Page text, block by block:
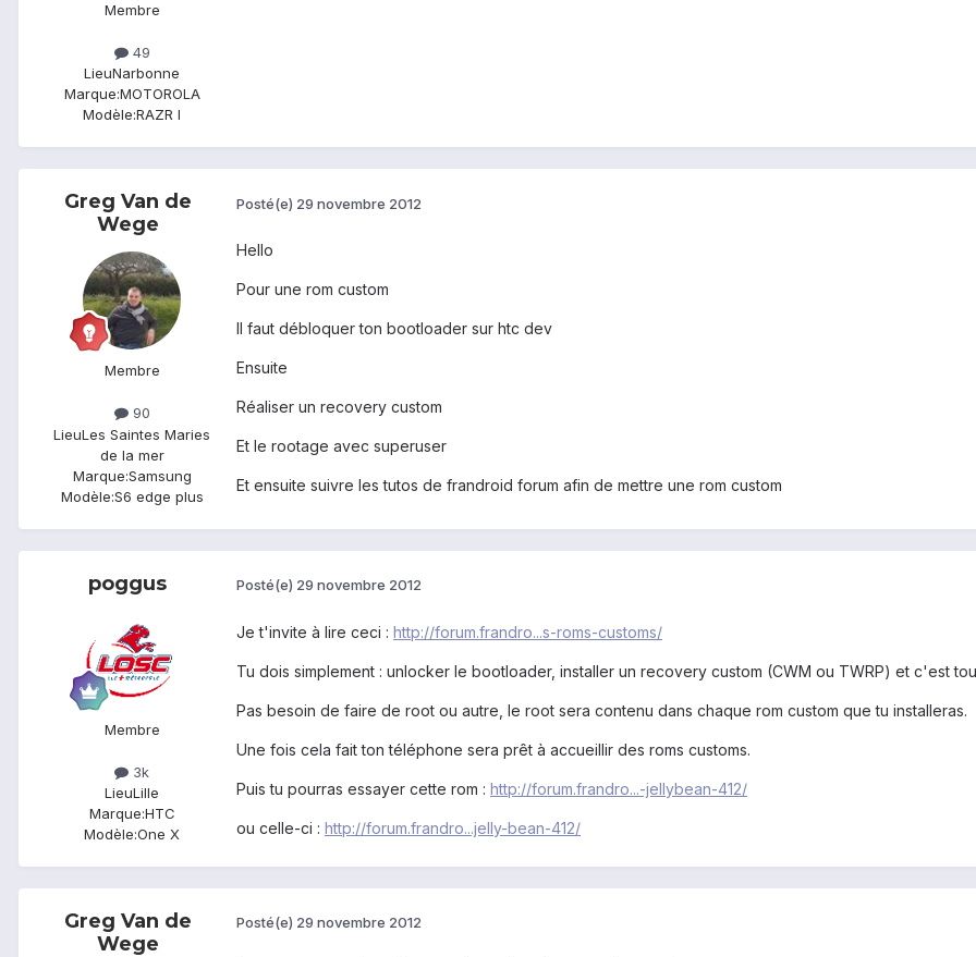
Membre
49
LieuNarbonne
Marque:MOTOROLA
Modèle:RAZR I
Greg Van de
Wege
Membre
90
LieuLes Saintes Maries
de la mer
Marque:Samsung
Modèle:S6 edge plus
Posté(e) 29 novembre 2012
Hello
Pour une rom custom
Il faut débloquer ton bootloader sur htc dev
Ensuite
Réaliser un recovery custom
Et le rootage avec superuser
Et ensuite suivre les tutos de frandroid forum afin de mettre une rom custom
poggus
Membre
3k
LieuLille
Marque:HTC
Modèle:One X
Posté(e) 29 novembre 2012
Je t'invite à lire ceci : http://forum.frandro...s-roms-customs/
Tu dois simplement : unlocker le bootloader, installer un recovery custom (CWM ou TWRP) et c'est
Pas besoin de faire de root ou autre, le root sera contenu dans chaque rom custom que tu installeras.
Une fois cela fait ton téléphone sera prêt à accueillir des roms customs.
Puis tu pourras essayer cette rom : http://forum.frandro...-jellybean-412/
ou celle-ci : http://forum.frandro...jelly-bean-412/
Greg Van de
Wege
Posté(e) 29 novembre 2012